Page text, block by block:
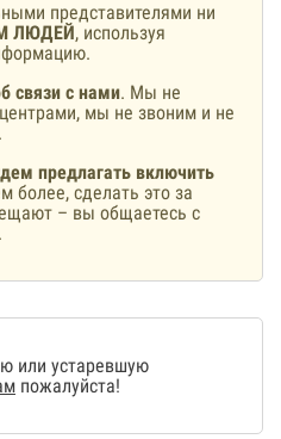
представителями ни
ЛЮДЕЙ, используя
связи с нами. Мы не
мы не звоним и не
предлагать включить
более, сделать это за
– вы общаетесь с
или устаревшую
пожалуйста!